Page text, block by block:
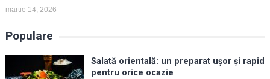
martie 14, 2026
Populare
Salată orientală: un preparat ușor și rapid
pentru orice ocazie